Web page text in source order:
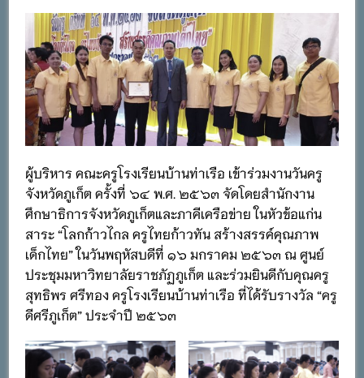
กรกฎาคม ๒๕๖๙
กิจกรรมถวายเทียนพรรษา สืบสานพระพุทธศาสนา
เนื่องในวันอาสาฬหบูชาและวันเข้าพรรษา
กิจกรรม SAFETY FOR KIDS เสริมสร้างวินัยและ
ความปลอดภัยในการใช้รถใช้ถนน
ผู้บริหาร คณะครูโรงเรียนบ้านท่าเรือ เข้าร่วมงานวันครู
จังหวัดภูเก็ต ครั้งที่ ๖๔ พ.ศ. ๒๕๖๓ จัดโดยสำนักงาน
ศึกษาธิการจังหวัดภูเก็ตและภาคีเครือข่าย ในหัวข้อแก่น
สาระ “โลกก้าวไกล ครูไทยก้าวทัน สร้างสรรค์คุณภาพ
เด็กไทย” ในวันพฤหัสบดีที่ ๑๖ มกราคม ๒๕๖๓ ณ ศูนย์
ประชุมมหาวิทยาลัยราชภัฏภูเก็ต และร่วมยินดีกับคุณครู
สุทธิพร ศรีทอง ครูโรงเรียนบ้านท่าเรือ ที่ได้รับรางวัล “ครู
ดีศรีภูเก็ต” ประจำปี ๒๕๖๓